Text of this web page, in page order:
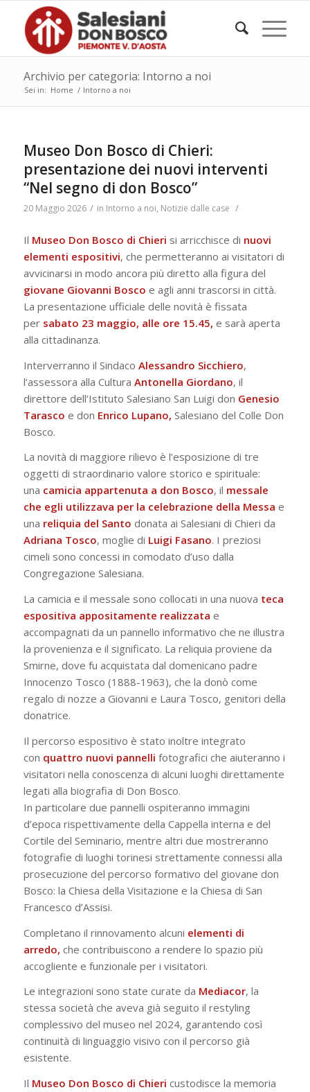
Archivio per categoria: Intorno a noi
Sei in: Home / Intorno a noi
Museo Don Bosco di Chieri:
presentazione dei nuovi interventi
“Nel segno di don Bosco”
20 Maggio 2026 / in Intorno a noi, Notizie dalle case /
Il Museo Don Bosco di Chieri si arricchisce di nuovi
elementi espositivi, che permetteranno ai visitatori di
avvicinarsi in modo ancora più diretto alla figura del
giovane Giovanni Bosco e agli anni trascorsi in città.
La presentazione ufficiale delle novità è fissata
per sabato 23 maggio, alle ore 15.45, e sarà aperta
alla cittadinanza.
Interverranno il Sindaco Alessandro Sicchiero,
l’assessora alla Cultura Antonella Giordano, il
direttore dell’Istituto Salesiano San Luigi don Genesio
Tarasco e don Enrico Lupano, Salesiano del Colle Don
Bosco.
La novità di maggiore rilievo è l’esposizione di tre
oggetti di straordinario valore storico e spirituale:
una camicia appartenuta a don Bosco, il messale
che egli utilizzava per la celebrazione della Messa e
una reliquia del Santo donata ai Salesiani di Chieri da
Adriana Tosco, moglie di Luigi Fasano. I preziosi
cimeli sono concessi in comodato d’uso dalla
Congregazione Salesiana.
La camicia e il messale sono collocati in una nuova teca
espositiva appositamente realizzata e
accompagnati da un pannello informativo che ne illustra
la provenienza e il significato. La reliquia proviene da
Smirne, dove fu acquistata dal domenicano padre
Innocenzo Tosco (1888-1963), che la donò come
regalo di nozze a Giovanni e Laura Tosco, genitori della
donatrice.
Il percorso espositivo è stato inoltre integrato
con quattro nuovi pannelli fotografici che aiuteranno i
visitatori nella conoscenza di alcuni luoghi direttamente
legati alla biografia di Don Bosco.
In particolare due pannelli ospiteranno immagini
d’epoca rispettivamente della Cappella interna e del
Cortile del Seminario, mentre altri due mostreranno
fotografie di luoghi torinesi strettamente connessi alla
prosecuzione del percorso formativo del giovane don
Bosco: la Chiesa della Visitazione e la Chiesa di San
Francesco d’Assisi.
Completano il rinnovamento alcuni elementi di
arredo, che contribuiscono a rendere lo spazio più
accogliente e funzionale per i visitatori.
Le integrazioni sono state curate da Mediacor, la
stessa società che aveva già seguito il restyling
complessivo del museo nel 2024, garantendo così
continuità di linguaggio visivo con il percorso già
esistente.
Il Museo Don Bosco di Chieri custodisce la memoria